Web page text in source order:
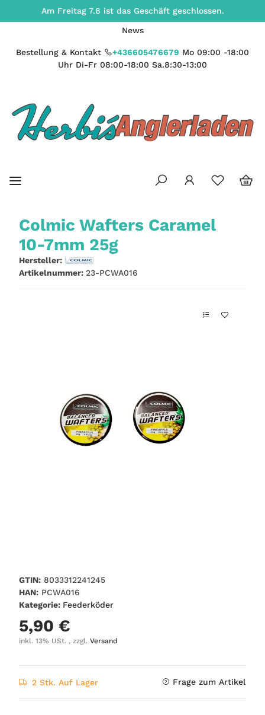
Am Freitag 7.8 ist das Geschäft geschlossen.
News
Bestellung & Kontakt +436605476679 Mo 09:00 -18:00
Uhr Di-Fr 08:00-18:00 Sa.8:30-13:00
Colmic Wafters Caramel
10-7mm 25g
Hersteller:
Artikelnummer: 23-PCWA016
GTIN: 8033312241245
HAN: PCWA016
Kategorie: Feederköder
5,90 €
inkl. 13% USt. , zzgl. Versand
2 Stk. Auf Lager Frage zum Artikel